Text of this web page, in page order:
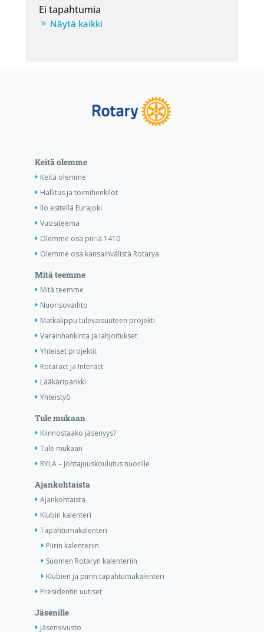
Ei tapahtumia
Näytä kaikki
Keitä olemme
Keitä olemme
Hallitus ja toimihenkilöt
Ilo esitellä Eurajoki
Vuositeema
Olemme osa piiriä 1410
Olemme osa kansainvälistä Rotarya
Mitä teemme
Mitä teemme
Nuorisovaihto
Matkalippu tulevaisuuteen projekti
Varainhankinta ja lahjoitukset
Yhteiset projektit
Rotaract ja Interact
Lääkäripankki
Yhteistyö
Tule mukaan
Kiinnostaako jäsenyys?
Tule mukaan
RYLA – Johtajuuskoulutus nuorille
Ajankohtaista
Ajankohtaista
Klubin kalenteri
Tapahtumakalenteri
Piirin kalenteriin
Suomen Rotaryn kalenteriin
Klubien ja piirin tapahtumakalenteri
Presidentin uutiset
Jäsenille
Jäsensivusto